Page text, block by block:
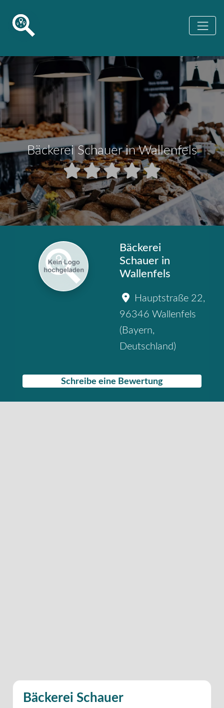
Bäckerei Schauer in Wallenfels
Bäckerei
Schauer in
Wallenfels
Hauptstraße 22,
96346 Wallenfels
( Bayern,
Deutschland)
Schreibe eine Bewertung
Bäckerei Schauer